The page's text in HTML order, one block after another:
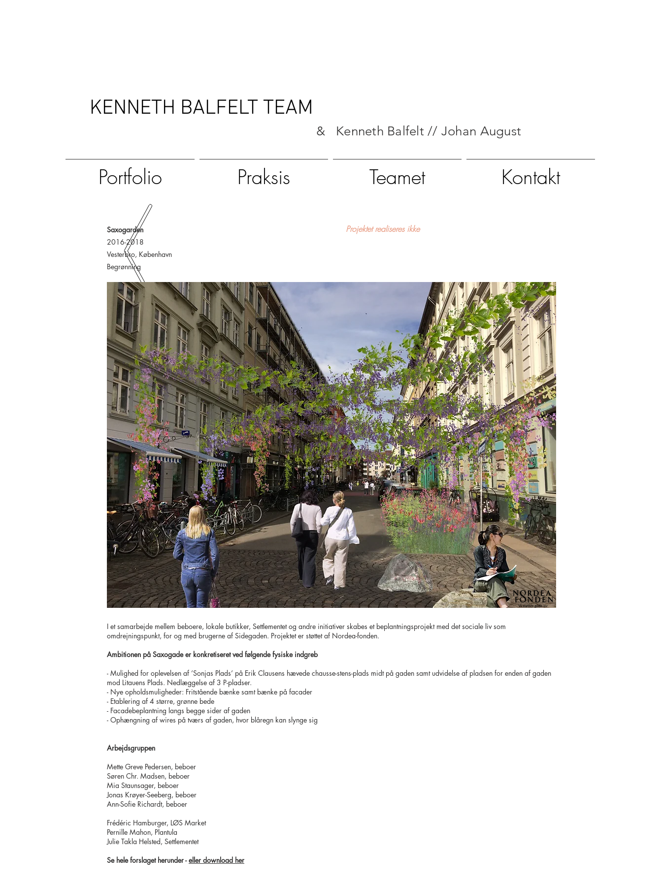
KENNETH BALFELT TEAM
& Kenneth Balfelt // Johan August
Portfolio Praksis Teamet Kontakt
Saxogarden
2016-2018
Vesterbro, København
Begrønning
Projektet realiseres ikke
I et samarbejde mellem beboere, lokale butikker, Settlementet og andre initiativer skabes et beplantningsprojekt med det sociale liv som
omdrejningspunkt, for og med brugerne af Sidegaden. Projektet er støttet af Nordea-fonden.
Ambitionen på Saxogade er konkretiseret ved følgende fysiske indgreb
- Mulighed for oplevelsen af ’Sonjas Plads’ på Erik Clausens hævede chausse-stens-plads midt på gaden samt udvidelse af pladsen for enden af gaden
mod Litauens Plads. Nedlæggelse af 3 P-pladser.
- Nye opholdsmuligheder: Fritstående bænke samt bænke på facader
- Etablering af 4 større, grønne bede
- Facadebeplantning langs begge sider af gaden
- Ophængning af wires på tværs af gaden, hvor blåregn kan slynge sig
Arbejdsgruppen
Mette Greve Pedersen, beboer
Søren Chr. Madsen, beboer
Mia Staunsager, beboer
Jonas Krøyer-Seeberg, beboer
Ann-Sofie Richardt, beboer
Frédéric Hamburger, LØS Market
Pernille Mahon, Plantula
Julie Takla Helsted, Settlementet
Se hele forslaget herunder -eller download her